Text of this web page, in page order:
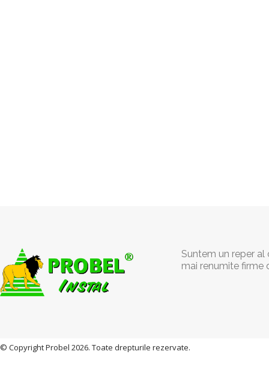
Suntem un reper
mai renumite firme
© Copyright Probel 2026. Toate drepturile rezervate.